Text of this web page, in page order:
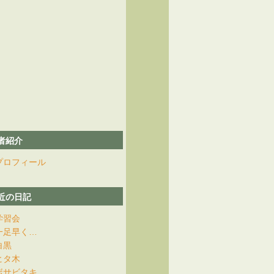
紹介
ロフィール
の日記
習会
足早く…
黒
タ木